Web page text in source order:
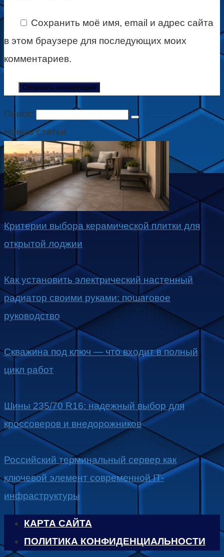
Сохранить моё имя, email и адрес сайта
в этом браузере для последующих моих
комментариев.
Поиск:
Новые статьи
Критерии выбора керамической плитки для
открытой лоджии
Как установить электрический настенный
радиатор своими руками: пошаговое
руководство
Скважина под ключ — что входит в полный
цикл работ
Шины 235/70 R16: надежный выбор для
кроссоверов и внедорожников
Российский терминальный сервер как
ключевой элемент современной IT-
инфраструктуры
КАРТА САЙТА
ПОЛИТИКА КОНФИДЕНЦИАЛЬНОСТИ